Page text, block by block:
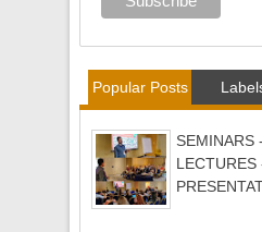
Popular Posts
SEMINARS
LECTURES